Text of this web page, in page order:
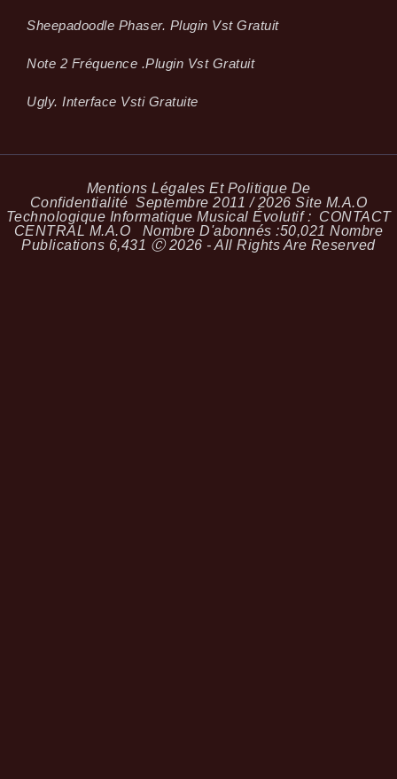
Sheepadoodle Phaser. Plugin Vst Gratuit
Note 2 Fréquence .plugin Vst Gratuit
Ugly. Interface Vsti Gratuite
Mentions Légales Et Politique De
Confidentialité Septembre 2011 / 2026 Site M.A.O
Technologique Informatique Musical Évolutif : CONTACT
CENTRAL M.A.O Nombre D'abonnés :50,021 Nombre
Publications 6,431 Ⓒ 2026 - All Rights Are Reserved